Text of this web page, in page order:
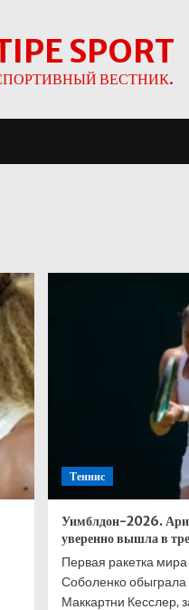
SPORT
ВЕСТНИК.
Теннис
Уимблдон-2026.
уверенно вышла в
Первая ракетка
Соболенко обыграла
Маккартни